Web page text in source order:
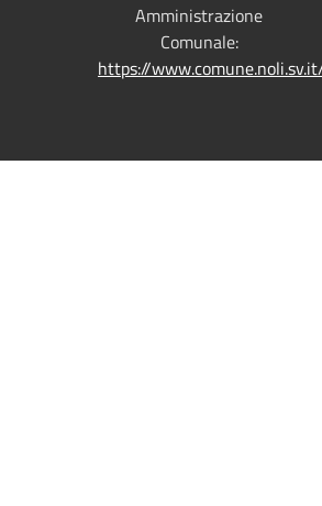
Amministrazione
Comunale:
https://